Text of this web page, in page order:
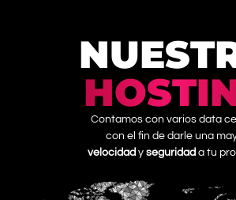
Contamos con varios data
con el fin de darle una
velocidad y seguridad a tu